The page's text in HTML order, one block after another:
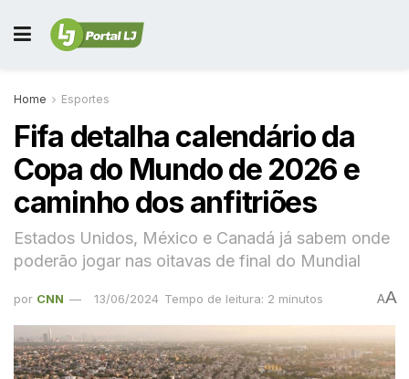
Home Esportes
Fifa detalha calendário da
Copa do Mundo de 2026 e
caminho dos anfitriões
Estados Unidos, México e Canadá já sabem onde
poderão jogar nas oitavas de final do Mundial
por CNN 13/06/2024 Tempo de leitura: 2 minutos AA